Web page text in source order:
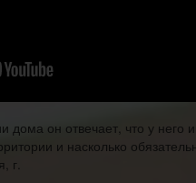
дома он отвечает, что у
и насколько
г.